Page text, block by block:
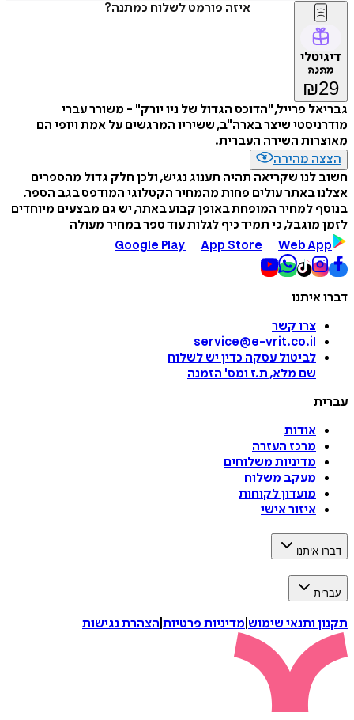
איזה פורמט לשלוח כמתנה?
דיגיטלי
מתנה
₪29
גבריאל פרייל, "הדוכס הגדול של ניו יורק" - משורר עברי
מודרניסטי שיצר בארה"ב, ששיריו המרגשים על אמת ויופי הם
מאוצרות השירה העברית.
הצצה מהירה
חשוב לנו שקריאה תהיה תענוג נגיש, ולכן חלק גדול מהספרים
אצלנו באתר עולים פחות מהמחיר הקטלוגי המודפס בגב הספר.
בנוסף למחיר המופחת באופן קבוע באתר, יש גם מבצעים מיוחדים
לזמן מוגבל, כי תמיד כיף לגלות עוד ספר במחיר מעולה
Google Play
App Store Web App
דברו איתנו
צרו קשר
service@e-vrit.co.il
לביטול עסקה כדין יש לשלוח
שם מלא, ת.ז ומס' הזמנה
עברית
אודות
מרכז העזרה
מדיניות משלוחים
מעקב משלוח
מועדון לקוחות
איזור אישי
דברו איתנו
עברית
תקנון ותנאי שימוש מדיניות פרטיות הצהרת נגישות